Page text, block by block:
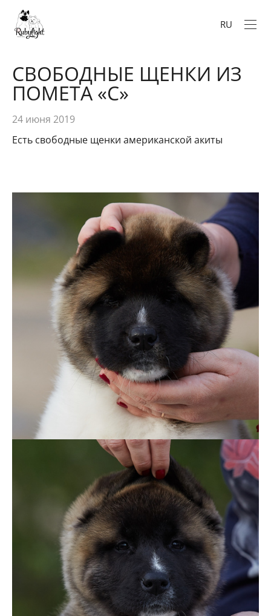
RU
СВОБОДНЫЕ ЩЕНКИ ИЗ
ПОМЕТА «C»
24 июня 2019
Есть свободные щенки американской акиты